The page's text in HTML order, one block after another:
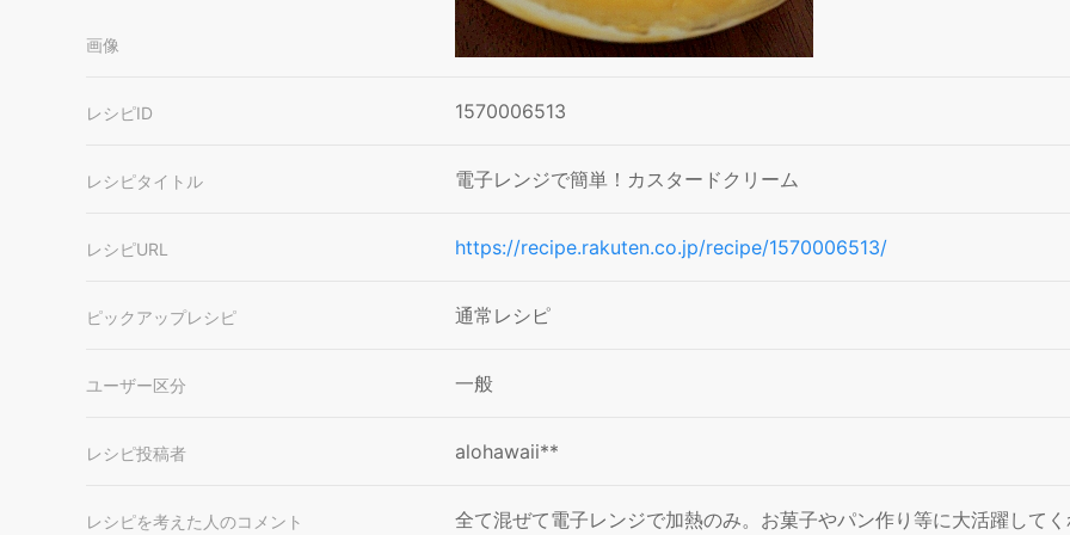
画像
レシピID 1570006513
レシピタイトル 電子レンジで簡単！カスタードクリーム
レシピURL https://recipe.rakuten.co.jp/recipe/1570006513/
ピックアップレシピ 通常レシピ
ユーザー区分 一般
レシピ投稿者 alohawaii**
レシピを考えた人のコメント 全て混ぜて電子レンジで加熱のみ。お菓子やパン作り等に大活躍して